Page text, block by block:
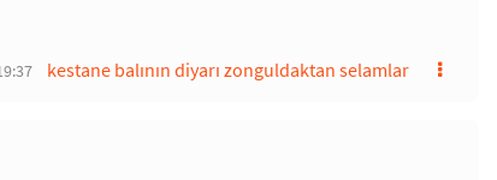
kestane balının diyarı zonguldaktan selamlar